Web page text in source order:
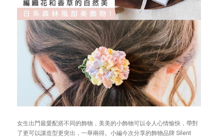
女生出門最愛配搭不同的飾物，美美的小飾物可以令人心情愉快，帶對
了更可以讓造型更突出，一舉兩得。小編今次分享的飾物品牌 Silent